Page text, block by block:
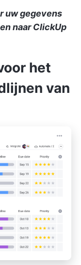
uw gegevens
naar ClickUp
het
van